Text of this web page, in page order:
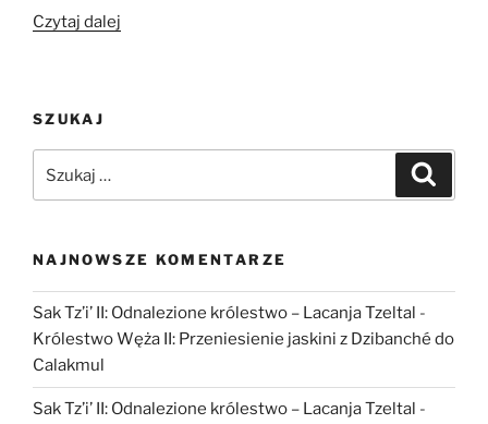
Czytaj dalej
skalnych”
SZUKAJ
NAJNOWSZE KOMENTARZE
Sak Tz’i’ II: Odnalezione królestwo – Lacanja Tzeltal -
Królestwo Węża II: Przeniesienie jaskini z Dzibanché do
Calakmul
Sak Tz’i’ II: Odnalezione królestwo – Lacanja Tzeltal -